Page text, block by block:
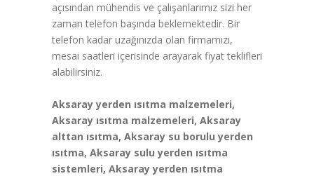
açısından mühendis ve çalışanlarımız sizi her
zaman telefon başında beklemektedir. Bir
telefon kadar uzağınızda olan firmamızı,
mesai saatleri içerisinde arayarak fiyat teklifleri
alabilirsiniz.
Aksaray yerden ısıtma malzemeleri,
Aksaray ısıtma malzemeleri, Aksaray
alttan ısıtma, Aksaray su borulu yerden
ısıtma, Aksaray sulu yerden ısıtma
sistemleri, Aksaray yerden ısıtma